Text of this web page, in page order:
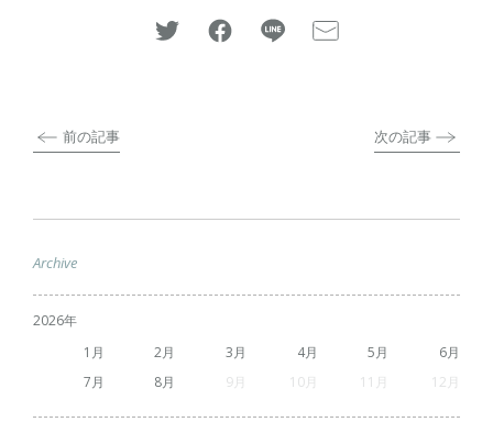
前の記事 次の記事
Archive
2026
1
2 3 4 5
6
7
8 9 10 11 12